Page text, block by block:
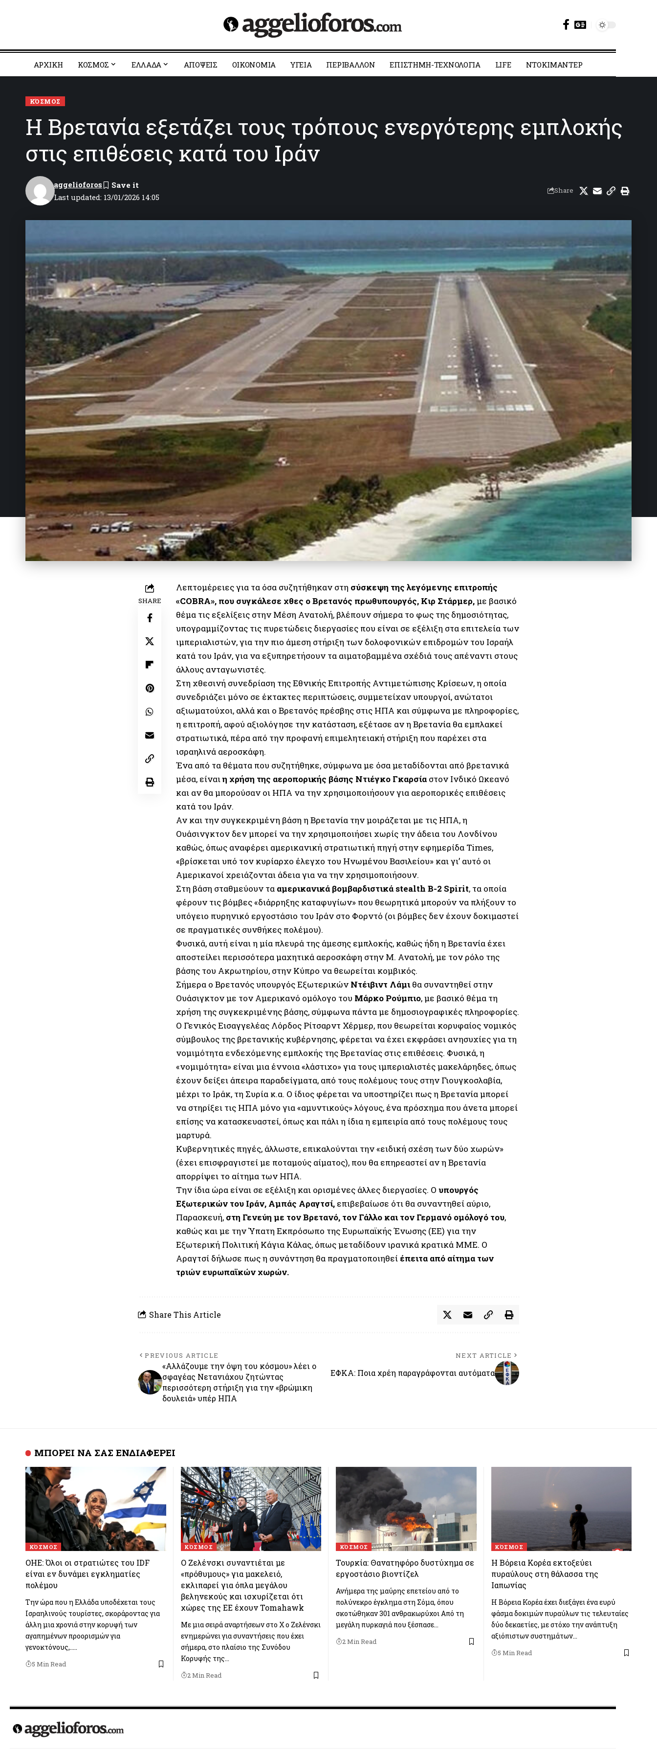
ΑΡΧΙΚΗ ΚΟΣΜΟΣ EΛΛΑΔΑ ΑΠΟΨΕΙΣ ΟΙΚΟΝΟΜΙΑ YΓΕΙΑ ΠΕΡΙΒΑΛΛΟΝ ΕΠΙΣΤΗΜΗ-ΤΕΧΝΟΛΟΓΙΑ LIFE ΝΤΟΚΙΜΑΝΤΕΡ
ΚΌΣΜΟΣ
Η Βρετανία εξετάζει τους τρόπους ενεργότερης εμπλοκής
στις επιθέσεις κατά του Ιράν
Last updated: 13/01/2026 14:05
aggelioforos
Share
SHARE
Λεπτομέρειες για τα όσα συζητήθηκαν στη σύσκεψη της λεγόμενης επιτροπής
«COBRA», που συγκάλεσε χθες ο Βρετανός πρωθυπουργός, Κιρ Στάρμερ,με βασικό
θέμα τις εξελίξεις στην Μέση Ανατολή, βλέπουν σήμερα το φως της δημοσιότητας,
υπογραμμίζοντας τις πυρετώδεις διεργασίες που είναι σε εξέλιξη στα επιτελεία των
ιμπεριαλιστών, για την πιο άμεση στήριξη των δολοφονικών επιδρομών του Ισραήλ
κατά του Ιράν, για να εξυπηρετήσουν τα αιματοβαμμένα σχέδιά τους απέναντι στους
άλλους ανταγωνιστές.
Στη χθεσινή συνεδρίαση της Εθνικής Επιτροπής Αντιμετώπισης Κρίσεων, η οποία
συνεδριάζει μόνο σε έκτακτες περιπτώσεις, συμμετείχαν υπουργοί, ανώτατοι
αξιωματούχοι, αλλά και ο Βρετανός πρέσβης στις ΗΠΑ και σύμφωνα με πληροφορίες,
η επιτροπή, αφού αξιολόγησε την κατάσταση, εξέτασε αν η Βρετανία θα εμπλακεί
στρατιωτικά, πέρα από την προφανή επιμελητειακή στήριξη που παρέχει στα
ισραηλινά αεροσκάφη.
Ένα από τα θέματα που συζητήθηκε, σύμφωνα με όσα μεταδίδονται από βρετανικά
μέσα, είναιη χρήση της αεροπορικής βάσης Ντιέγκο Γκαρσία στον Ινδικό Ωκεανό
και αν θα μπορούσαν οι ΗΠΑ να την χρησιμοποιήσουν για αεροπορικές επιθέσεις
κατά του Ιράν.
Αν και την συγκεκριμένη βάση η Βρετανία την μοιράζεται με τις ΗΠΑ, η
Ουάσινγκτον δεν μπορεί να την χρησιμοποιήσει χωρίς την άδεια του Λονδίνου
καθώς, όπως αναφέρει αμερικανική στρατιωτική πηγή στην εφημερίδα Times,
«βρίσκεται υπό τον κυρίαρχο έλεγχο του Ηνωμένου Βασιλείου» και γι’ αυτό οι
Αμερικανοί χρειάζονται άδεια για να την χρησιμοποιήσουν.
Στη βάση σταθμεύουν τα αμερικανικά βομβαρδιστικά stealth B-2 Spirit, τα οποία
φέρουν τις βόμβες «διάρρηξης καταφυγίων» που θεωρητικά μπορούν να πλήξουν το
υπόγειο πυρηνικό εργοστάσιο του Ιράν στο Φορντό (οι βόμβες δεν έχουν δοκιμαστεί
σε πραγματικές συνθήκες πολέμου).
Φυσικά, αυτή είναι η μία πλευρά της άμεσης εμπλοκής, καθώς ήδη η Βρετανία έχει
αποστείλει περισσότερα μαχητικά αεροσκάφη στην Μ. Ανατολή, με τον ρόλο της
βάσης του Ακρωτηρίου, στην Κύπρο να θεωρείται κομβικός.
Σήμερα ο Βρετανός υπουργός Εξωτερικών Ντέιβιντ Λάμιθα συναντηθεί στην
Ουάσιγκτον με τον Αμερικανό ομόλογο του Μάρκο Ρούμπιο, με βασικό θέμα τη
χρήση της συγκεκριμένης βάσης, σύμφωνα πάντα με δημοσιογραφικές πληροφορίες.
Ο Γενικός Εισαγγελέας Λόρδος Ρίτσαρντ Χέρμερ, που θεωρείται κορυφαίος νομικός
σύμβουλος της βρετανικής κυβέρνησης, φέρεται να έχει εκφράσει ανησυχίες για τη
νομιμότητα ενδεχόμενης εμπλοκής της Βρετανίας στις επιθέσεις. Φυσικά, η
«νομιμότητα» είναι μια έννοια «λάστιχο» για τους ιμπεριαλιστές μακελάρηδες, όπως
έχουν δείξει άπειρα παραδείγματα, από τους πολέμους τους στην Γιουγκοσλαβία,
μέχρι το Ιράκ, τη Συρία κ.α. Ο ίδιος φέρεται να υποστηρίζει πως η Βρετανία μπορεί
να στηρίξει τις ΗΠΑ μόνο για «αμυντικούς» λόγους, ένα πρόσχημα που άνετα μπορεί
επίσης να κατασκευαστεί, όπως και πάλι η ίδια η εμπειρία από τους πολέμους τους
μαρτυρά.
Κυβερνητικές πηγές, άλλωστε, επικαλούνται την «ειδική σχέση των δύο χωρών»
(έχει επισφραγιστεί με ποταμούς αίματος), που θα επηρεαστεί αν η Βρετανία
απορρίψει το αίτημα των ΗΠΑ.
Την ίδια ώρα είναι σε εξέλιξη και ορισμένες άλλες διεργασίες. Ο υπουργός
Εξωτερικών του Ιράν, Αμπάς Αραγτσί, επιβεβαίωσε ότι θα συναντηθεί αύριο,
Παρασκευή, στη Γενεύη με τον Βρετανό, τον Γάλλο και τον Γερμανό ομόλογό του,
καθώς και με την Ύπατη Εκπρόσωπο της Ευρωπαϊκής Ένωσης (ΕΕ) για την
Εξωτερική Πολιτική Κάγια Κάλας, όπως μεταδίδουν ιρανικά κρατικά ΜΜΕ. Ο
Αραγτσί δήλωσε πως η συνάντηση θα πραγματοποιηθεί έπειτα από αίτημα των
τριών ευρωπαϊκών χωρών.
Share This Article
PREVIOUS ARTICLE
«Αλλάζουμε την όψη του κόσμου» λέει ο
σφαγέας Νετανιάχου ζητώντας
περισσότερη στήριξη για την «βρώμικη
δουλειά» υπέρ ΗΠΑ
NEXT ARTICLE
ΕΦΚΑ: Ποια χρέη παραγράφονται αυτόματα
ΜΠΟΡΕΙ ΝΑ ΣΑΣ ΕΝΔΙΑΦΕΡΕΙ
ΚΌΣΜΟΣ
ΟΗΕ: Όλοι οι στρατιώτες του IDF
είναι εν δυνάμει εγκληματίες
πολέμου
Την ώρα που η Ελλάδα υποδέχεται τους
Ισραηλινούς τουρίστες, σκοράροντας για
άλλη μια χρονιά στην κορυφή των
αγαπημένων προορισμών για
γενοκτόνους,..…
5 Min Read
ΚΌΣΜΟΣ
Ο Ζελένσκι συναντιέται με
«πρόθυμους» για μακελειό,
εκλιπαρεί για όπλα μεγάλου
βεληνεκούς και ισχυρίζεται ότι
χώρες της ΕΕ έχουν Tomahawk
Με μια σειρά αναρτήσεων στο Χ ο Ζελένσκι
ενημερώνει για συναντήσεις που έχει
σήμερα, στο πλαίσιο της Συνόδου
Κορυφής της…
2 Min Read
ΚΌΣΜΟΣ
Τουρκία: Θανατηφόρο δυστύχημα σε
εργοστάσιο βιοντίζελ
Ανήμερα της μαύρης επετείου από το
πολύνεκρο έγκλημα στη Σόμα, όπου
σκοτώθηκαν 301 ανθρακωρύχοι Από τη
μεγάλη πυρκαγιά που ξέσπασε…
2 Min Read
ΚΌΣΜΟΣ
Η Βόρεια Κορέα εκτοξεύει
πυραύλους στη θάλασσα της
Ιαπωνίας
Η Βόρεια Κορέα έχει διεξάγει ένα ευρύ
φάσμα δοκιμών πυραύλων τις τελευταίες
δύο δεκαετίες, με στόχο την ανάπτυξη
αξιόπιστων συστημάτων…
5 Min Read